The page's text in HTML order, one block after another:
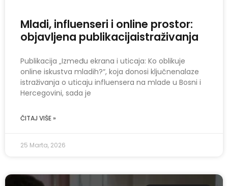
Mladi, influenseri i online prostor:
objavljena publikacijaistraživanja
Publikacija „Između ekrana i uticaja: Ko oblikuje
online iskustva mladih?“, koja donosi ključnenalaze
istraživanja o uticaju influensera na mlade u Bosni i
Hercegovini, sada je
ČITAJ VIŠE »
25 Marta, 2026